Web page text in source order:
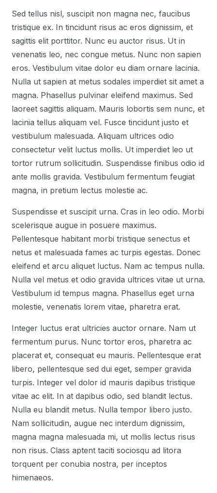
Sed tellus nisl, suscipit non magna nec, faucibus
tristique ex. In tincidunt risus ac eros dignissim, et
sagittis elit porttitor. Nunc eu auctor risus. Ut in
venenatis leo, nec congue metus. Nunc non sapien
eros. Vestibulum vitae dolor eu diam ornare lacinia.
Nulla ut sapien at metus sodales imperdiet sit amet a
magna. Phasellus pulvinar eleifend maximus. Sed
laoreet sagittis aliquam. Mauris lobortis sem nunc, et
lacinia tellus aliquam vel. Fusce tincidunt justo et
vestibulum malesuada. Aliquam ultrices odio
consectetur velit luctus mollis. Ut imperdiet leo ut
tortor rutrum sollicitudin. Suspendisse finibus odio id
ante mollis gravida. Vestibulum fermentum feugiat
magna, in pretium lectus molestie ac.
Suspendisse et suscipit urna. Cras in leo odio. Morbi
scelerisque augue in posuere maximus.
Pellentesque habitant morbi tristique senectus et
netus et malesuada fames ac turpis egestas. Donec
eleifend et arcu aliquet luctus. Nam ac tempus nulla.
Nulla vel metus et odio gravida ultrices vitae ut urna.
Vestibulum id tempus magna. Phasellus eget urna
molestie, venenatis lorem vitae, pharetra erat.
Integer luctus erat ultricies auctor ornare. Nam ut
fermentum purus. Nunc tortor eros, pharetra ac
placerat et, consequat eu mauris. Pellentesque erat
libero, pellentesque sed dui eget, semper gravida
turpis. Integer vel dolor id mauris dapibus tristique
vitae ac elit. In at dapibus odio, sed blandit lectus.
Nulla eu blandit metus. Nulla tempor libero justo.
Nam sollicitudin, augue nec interdum dignissim,
magna magna malesuada mi, ut mollis lectus risus
non risus. Class aptent taciti sociosqu ad litora
torquent per conubia nostra, per inceptos
himenaeos.